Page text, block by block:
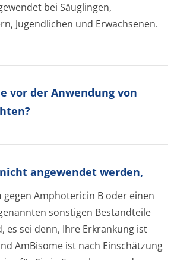
bei Säuglingen,
Jugendlichen und Erwachsenen.
vor der Anwendung von
angewendet werden,
gegen Amphotericin B oder einen
sonstigen Bestandteile
es sei denn, Ihre Erkrankung ist
AmBisome ist nach Einschätzung